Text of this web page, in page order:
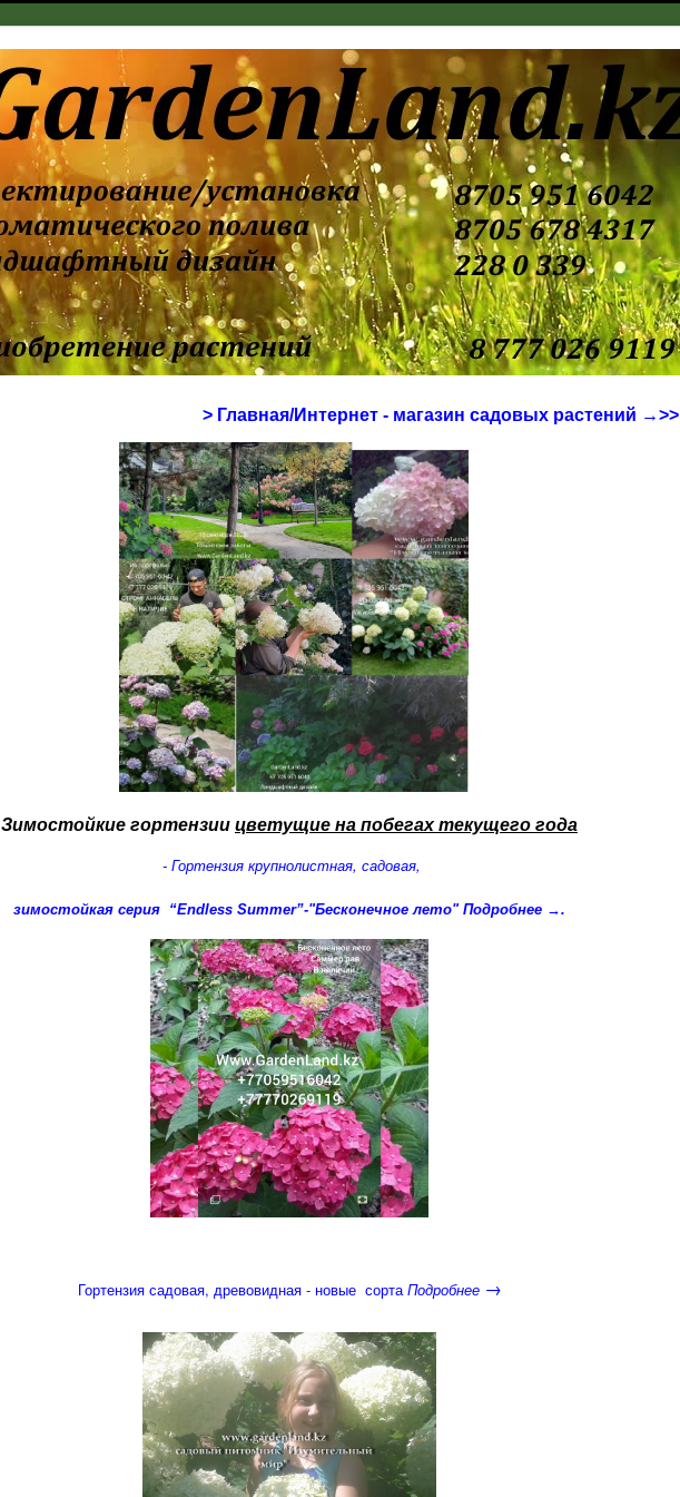
> Главная/Интернет - магазин садовых растений →>>
Зимостойкие гортензии цветущие на побегах текущего года
- Гортензия крупнолистная, садовая,
зимостойкая серия “Endless Summer”-"Бесконечное лето" Подробнее →.
Гортензия садовая, древовидная - новые сортаПодробнее →